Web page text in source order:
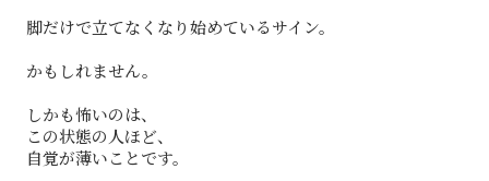
脚だけで立てなくなり始めているサイン。
かもしれません。
しかも怖いのは、
この状態の人ほど、
自覚が薄いことです。